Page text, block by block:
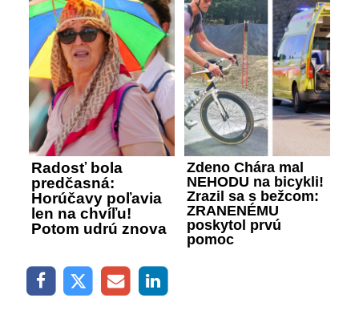
Radosť bola
predčasná:
Horúčavy poľavia
len na chvíľu!
Potom udrú znova
Zdeno Chára mal
NEHODU na bicykli!
Zrazil sa s bežcom:
ZRANENÉMU
poskytol prvú
pomoc